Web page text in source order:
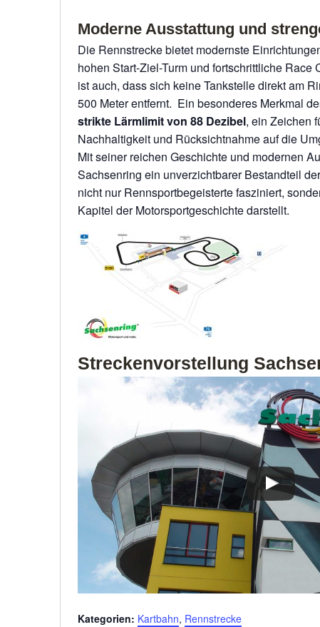
Moderne Ausstattung und
Die Rennstrecke bietet modernste
hohen Start-Ziel-Turm und fortschrittliche
ist auch, dass sich keine Tankstelle direkt am
500 Meter entfernt. Ein besonderes Merkmal
strikte Lärmlimit von 88 Dezibel, ein Zeichen
Nachhaltigkeit und Rücksichtnahme auf die
Mit seiner reichen Geschichte und modernen
Sachsenring ein unverzichtbarer Bestandteil
nicht nur Rennsportbegeisterte fasziniert,
Kapitel der Motorsportgeschichte darstellt.
Streckenvorstellung
Kategorien: Kartbahn, Rennstrecke